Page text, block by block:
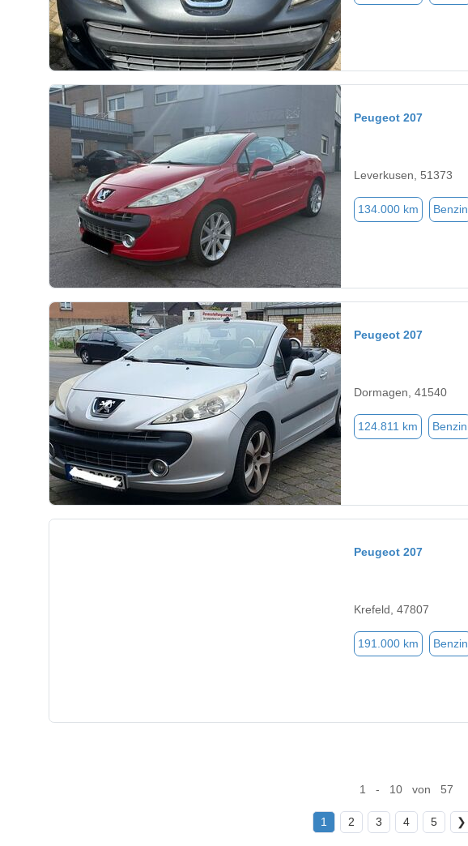
Peugeot 207
Leverkusen, 51373
134.000 km Benzin
Peugeot 207
Dormagen, 41540
124.811 km Benzin
Peugeot 207
Krefeld, 47807
191.000 km Benzin
1 - 10 von 57
1 2 3 4 5 ❯